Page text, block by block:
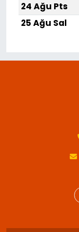
24 Ağu Pts
25 Ağu Sal